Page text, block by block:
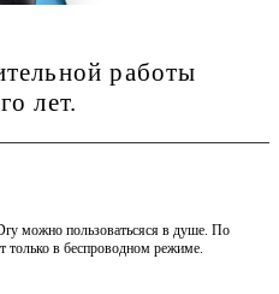
работы
лет.
можно пользоватьсяся в душе. По
только в беспроводном режиме.